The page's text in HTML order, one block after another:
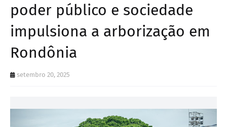
poder público e sociedade
impulsiona a arborização em
Rondônia
setembro 20, 2025